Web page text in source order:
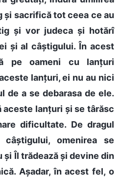
și sacrifică tot ceea ce au
și vor judeca și hotărî
și al câștigului. În acest
pe oameni cu lanțuri
lanțuri, ei nu au nici
de a se debarasa de ele.
aceste lanțuri și se târăsc
dificultate. De dragul
omenirea se
și Îl trădează și devine din
Așadar, în acest fel, o